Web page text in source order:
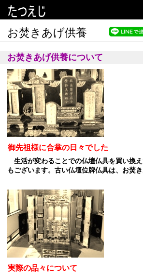
お焚きあげ供養
お焚きあげ供養について
御先祖様に合掌の日々でした
生活が変わることでの仏壇仏具を買い換
もございます。 古い仏壇位牌仏具は、お焚
実際の品々について